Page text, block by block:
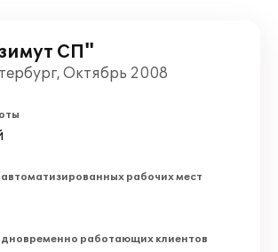
СП"
Октябрь 2008
рабочих мест
работающих клиентов